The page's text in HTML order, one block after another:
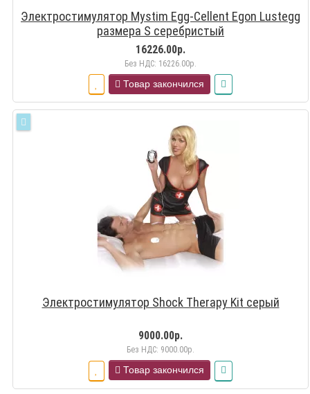
Электростимулятор Mystim Egg-Cellent Egon Lustegg
размера S серебристый
16226.00р.
Без НДС: 16226.00р.
Товар закончился
Электростимулятор Shock Therapy Kit серый
9000.00р.
Без НДС: 9000.00р.
Товар закончился